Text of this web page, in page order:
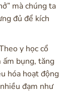
mà chúng ta
đủ để kích
y học cổ
bụng, tăng
hóa hoạt động
đạm như